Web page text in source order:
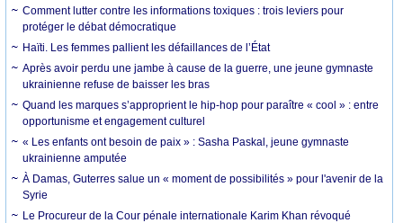
Comment lutter contre les informations toxiques : trois leviers pour
protéger le débat démocratique
Haïti. Les femmes pallient les défaillances de l’État
Après avoir perdu une jambe à cause de la guerre, une jeune gymnaste
ukrainienne refuse de baisser les bras
Quand les marques s’approprient le hip-hop pour paraître « cool » : entre
opportunisme et engagement culturel
« Les enfants ont besoin de paix » : Sasha Paskal, jeune gymnaste
ukrainienne amputée
À Damas, Guterres salue un « moment de possibilités » pour l'avenir de la
Syrie
Le Procureur de la Cour pénale internationale Karim Khan révoqué